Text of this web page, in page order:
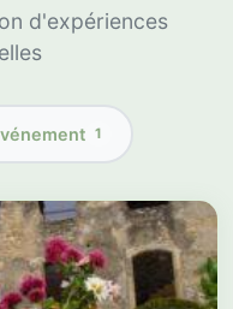
d'expériences
1